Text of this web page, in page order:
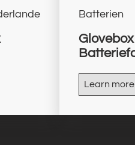
Batterien
Learn more